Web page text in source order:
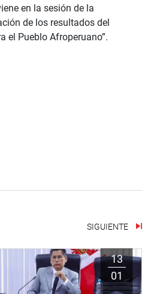
en la sesión de la
de los resultados del
el Pueblo Afroperuano”.
SIGUIENTE
13
01